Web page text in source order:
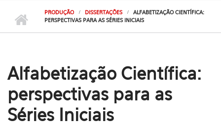
PRODUÇÃO DISSERTAÇÕES
ALFABETIZAÇÃO CIENTÍFICA:
PERSPECTIVAS PARA AS SÉRIES INICIAIS
Alfabetização Científica:
perspectivas para as
Séries Iniciais